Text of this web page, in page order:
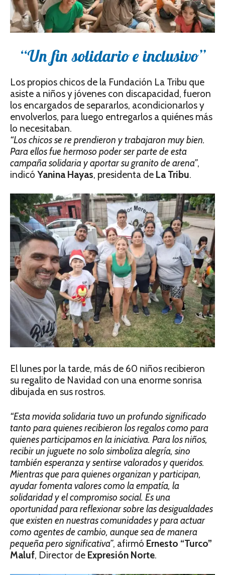
“Un fin solidario e inclusivo”
Los propios chicos de la Fundación La Tribu que
asiste a niños y jóvenes con discapacidad, fueron
los encargados de separarlos, acondicionarlos y
envolverlos, para luego entregarlos a quiénes más
lo necesitaban.
“Los chicos se re prendieron y trabajaron muy bien.
Para ellos fue hermoso poder ser parte de esta
campaña solidaria y aportar su granito de arena”,
indicó Yanina Hayas, presidenta de La Tribu.
El lunes por la tarde, más de 60 niños recibieron
su regalito de Navidad con una enorme sonrisa
dibujada en sus rostros.
“Esta movida solidaria tuvo un profundo significado
tanto para quienes recibieron los regalos como para
quienes participamos en la iniciativa. Para los niños,
recibir un juguete no solo simboliza alegría, sino
también esperanza y sentirse valorados y queridos.
Mientras que para quienes organizan y participan,
ayudar fomenta valores como la empatía, la
solidaridad y el compromiso social. Es una
oportunidad para reflexionar sobre las desigualdades
que existen en nuestras comunidades y para actuar
como agentes de cambio, aunque sea de manera
pequeña pero significativa”, afirmó Ernesto “Turco”
Maluf, Director de Expresión Norte.